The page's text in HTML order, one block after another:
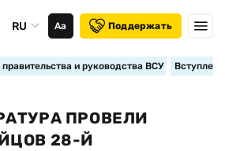
RU Аа Поддержать
и руководства ВСУ
ПРОВЕЛИ
28-Й